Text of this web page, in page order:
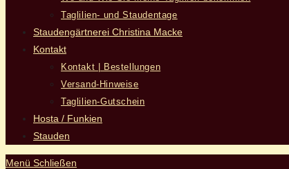
Taglilien- und Staudentage
Staudengärtnerei Christina Macke
Kontakt
Kontakt | Bestellungen
Versand-Hinweise
Taglilien-Gutschein
Hosta / Funkien
Stauden
Menü Schließen